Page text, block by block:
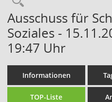
Ausschuss für
Soziales -
19:47 Uhr
Informationen
TOP-Liste